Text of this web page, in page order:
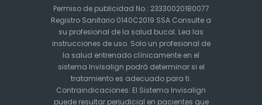
Permiso de publicidad No.: 233300201B0077
Registro Sanitario 0140C2019 SSA Consulte a
su profesional de la salud bucal. Lea las
instrucciones de uso. Solo un profesional de
la salud entrenado clínicamente en el
sistema Invisalign podrá determinar si el
tratamiento es adecuado para ti.
Contraindicaciones: El Sistema Invisalign
puede resultar perjudicial en pacientes que